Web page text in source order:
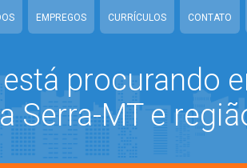
EMPREGOS CURRÍCULOS CONTATO
procurando
MT e